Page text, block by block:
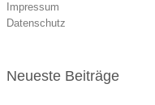
Impressum
Datenschutz
Neueste Beiträge